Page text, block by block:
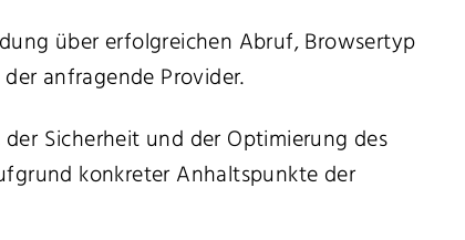
über erfolgreichen Abruf, Browsertyp
anfragende Provider.
Sicherheit und der Optimierung des
konkreter Anhaltspunkte der